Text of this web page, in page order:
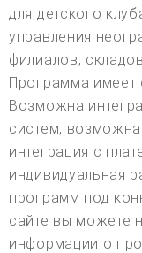
для детского
управления
филиалов,
Программа имеет
Возможна
систем, возможна
интеграция с
индивидуальная
программ под
сайте вы можете
информации о